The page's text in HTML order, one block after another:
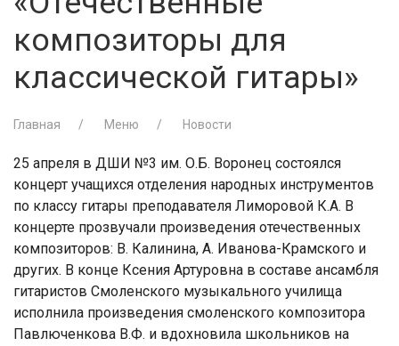
композиторы для
классической гитары»
Главная Меню Новости
25 апреля в ДШИ №3 им. О.Б. Воронец состоялся
концерт учащихся отделения народных инструментов
по классу гитары преподавателя Лиморовой К.А. В
концерте прозвучали произведения отечественных
композиторов: В. Калинина, А. Иванова-Крамского и
других. В конце Ксения Артуровна в составе ансамбля
гитаристов Смоленского музыкального училища
исполнила произведения смоленского композитора
Павлюченкова В.Ф. и вдохновила школьников на